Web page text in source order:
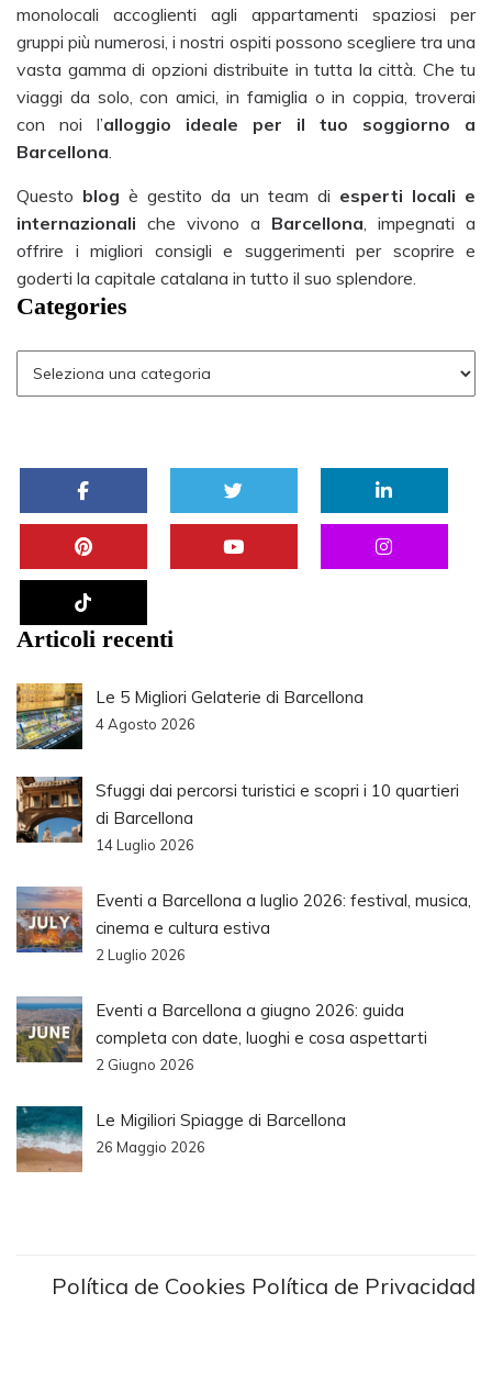
monolocali accoglienti agli appartamenti spaziosi per
gruppi più numerosi, i nostri ospiti possono scegliere tra una
vasta gamma di opzioni distribuite in tutta la città. Che tu
viaggi da solo, con amici, in famiglia o in coppia, troverai
con noi l’alloggio ideale per il tuo soggiorno a
Barcellona.
Questo blog è gestito da un team di esperti locali e
internazionali che vivono a Barcellona, impegnati a
offrire i migliori consigli e suggerimenti per scoprire e
goderti la capitale catalana in tutto il suo splendore.
Categories
Articoli recenti
Le 5 Migliori Gelaterie di Barcellona
4 Agosto 2026
Sfuggi dai percorsi turistici e scopri i 10 quartieri
di Barcellona
14 Luglio 2026
Eventi a Barcellona a luglio 2026: festival, musica,
cinema e cultura estiva
2 Luglio 2026
Eventi a Barcellona a giugno 2026: guida
completa con date, luoghi e cosa aspettarti
2 Giugno 2026
Le Migiliori Spiagge di Barcellona
26 Maggio 2026
Política de Cookies Política de Privacidad